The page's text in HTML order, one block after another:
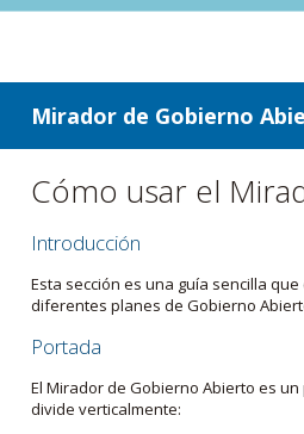
ir a contenido
ir al menú
Mirador de Gobierno
Cómo usar el
Introducción
Esta sección es una guía sencilla
diferentes planes de Gobierno
Portada
El Mirador de Gobierno Abierto es
divide verticalmente: